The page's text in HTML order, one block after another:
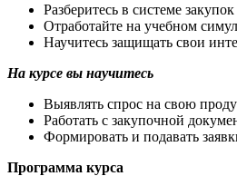
Разберитесь в системе
Отработайте на учебном
Научитесь защищать свои
На курсе вы научитесь
Выявлять спрос на свою
Работать с закупочной
Формировать и подавать
Программа курса